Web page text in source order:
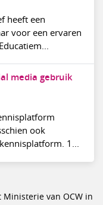
heeft een
voor een ervaren
media gebruik
ook
1...
van OCW in